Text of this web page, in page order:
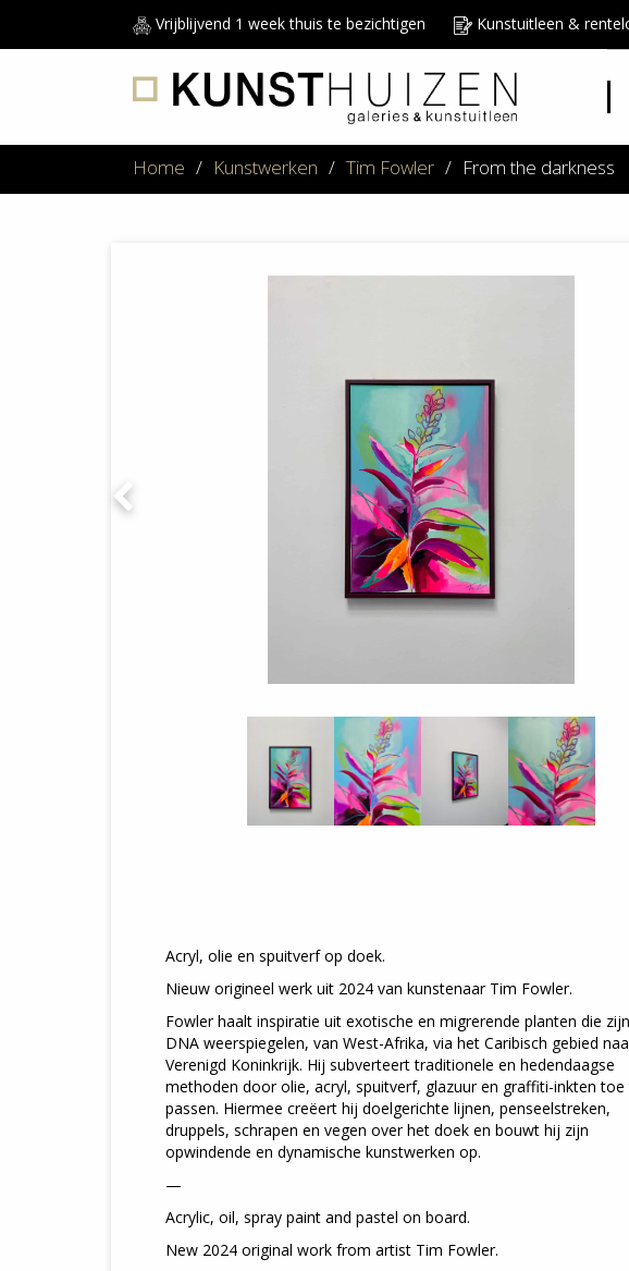
Vrijblijvend 1 week thuis te bezichtigen Kunstuitleen &
Home / Kunstwerken / Tim Fowler / From the darkness
Acryl, olie en spuitverf op doek.
Nieuw origineel werk uit 2024 van kunstenaar Tim Fowler.
Fowler haalt inspiratie uit exotische en migrerende planten die
DNA weerspiegelen, van West-Afrika, via het Caribisch gebied
Verenigd Koninkrijk. Hij subverteert traditionele en hedendaagse
methoden door olie, acryl, spuitverf, glazuur en graffiti-inkten toe
passen. Hiermee creëert hij doelgerichte lijnen, penseelstreken,
druppels, schrapen en vegen over het doek en bouwt hij zijn
opwindende en dynamische kunstwerken op.
—
Acrylic, oil, spray paint and pastel on board.
New 2024 original work from artist Tim Fowler.